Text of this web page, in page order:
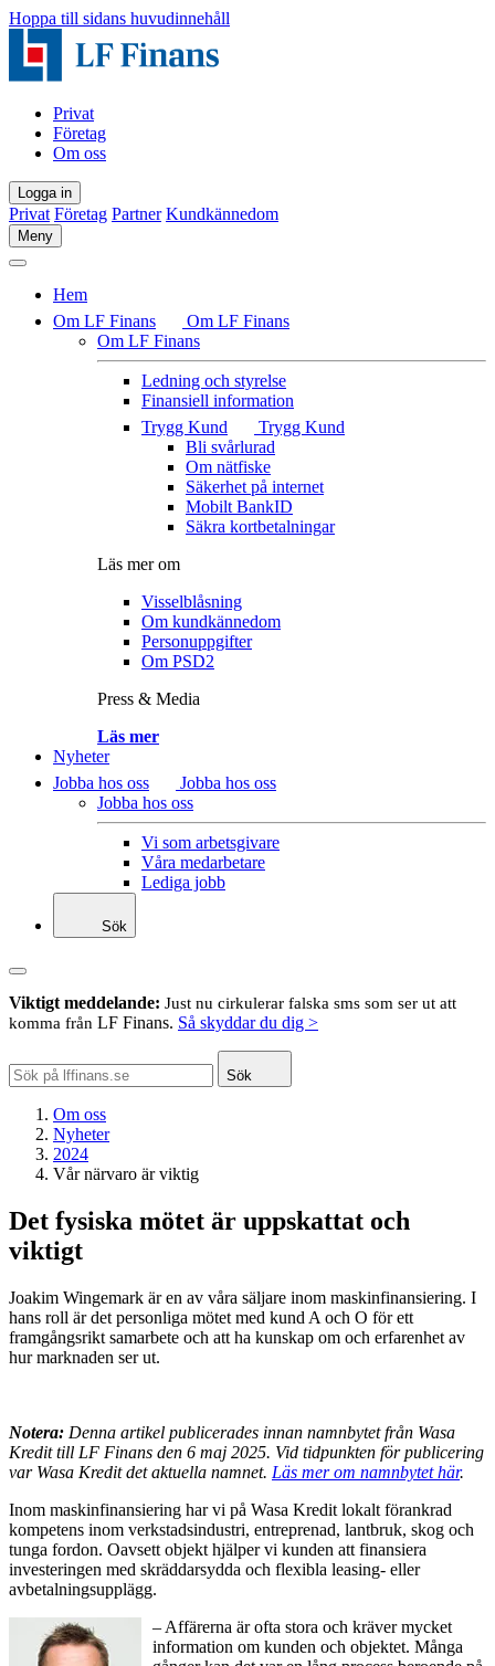
Hoppa till sidans huvudinnehåll
Privat
Företag
Om oss
Logga in
Privat Företag Partner Kundkännedom
Meny
Hem
Om LF Finans
Om LF Finans
Om LF Finans
Ledning och styrelse
Finansiell information
Trygg Kund
Trygg Kund
Bli svårlurad
Om nätfiske
Säkerhet på internet
Mobilt BankID
Säkra kortbetalningar
Läs mer om
Visselblåsning
Om kundkännedom
Personuppgifter
Om PSD2
Press & Media
Läs mer
Nyheter
Jobba hos oss
Jobba hos oss
Jobba hos oss
Vi som arbetsgivare
Våra medarbetare
Lediga jobb
Sök
Viktigt meddelande: Just nu cirkulerar falska sms som ser ut att
komma från LF Finans. Så skyddar du dig >
Sök
Om oss
Nyheter
2024
Vår närvaro är viktig
Det fysiska mötet är uppskattat och
viktigt
Joakim Wingemark är en av våra säljare inom maskinfinansiering. I
hans roll är det personliga mötet med kund A och O för ett
framgångsrikt samarbete och att ha kunskap om och erfarenhet av
hur marknaden ser ut.
Notera: Denna artikel publicerades innan namnbytet från Wasa
Kredit till LF Finans den 6 maj 2025. Vid tidpunkten för publicering
var Wasa Kredit det aktuella namnet. Läs mer om namnbytet här.
Inom maskinfinansiering har vi på Wasa Kredit lokalt förankrad
kompetens inom verkstadsindustri, entreprenad, lantbruk, skog och
tunga fordon. Oavsett objekt hjälper vi kunden att finansiera
investeringen med skräddarsydda och flexibla leasing- eller
avbetalningsupplägg.
– Affärerna är ofta stora och kräver mycket
information om kunden och objektet. Många